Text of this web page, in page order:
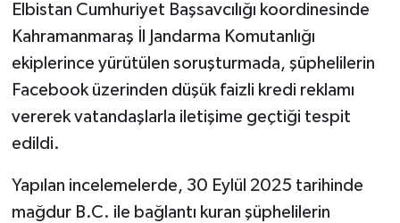
Elbistan Cumhuriyet Başsavcılığı koordinesinde
Kahramanmaraş İl Jandarma Komutanlığı
ekiplerince yürütülen soruşturmada, şüphelilerin
Facebook üzerinden düşük faizli kredi reklamı
vererek vatandaşlarla iletişime geçtiği tespit
edildi.
Yapılan incelemelerde, 30 Eylül 2025 tarihinde
mağdur B.C. ile bağlantı kuran şüphelilerin
SEÇİM 2011
ÜÇÜNCÜ SAYFA
Yemek
SİVİL TOPLUM